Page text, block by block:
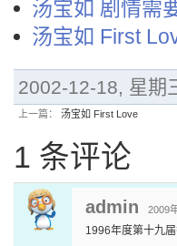
汤宝如 剧情需
汤宝如 First
2002-12-18, 星期
上一篇： 汤宝如 First Love
1 条评论
admin 2009
1996年度第十九